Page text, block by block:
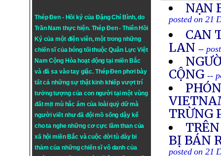
Thép Đen - Hồi ký của Đặng Chí Bình, do
Trần Nam thực hiện. Thép Đen- Thiên Hồi
Ký của một điện viên, một trong những
chiến sĩ của bóng tối thuộc Quân Lực Việt
Nam Cộng Hòa hoạt động tại miền Bắc
và đã sa vào tay giặc. Thép Đen phơi bày
tất cả những sự thật kinh khiếp vượt trí
tưởng tượng của con người tại một vùng
đất mịt mù hắc ám của loài quỷ dữ mà
người viết như đã đội mồ sống dậy kể
cho ta nghe những cơ cực lầm than của
xã hội miền Bắc và cuộc đời tù đày bi
thảm của những chiến sĩ vô danh của
NẠN
posted on 21
CAN
LAN --
CỘNG --
TRỪNG
BỊ BÁN